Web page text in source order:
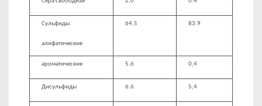
Сульфиды:
алифатические
64,5 83.9
ароматические 5,6 0,4
Дисульфиды 6.6 5,4